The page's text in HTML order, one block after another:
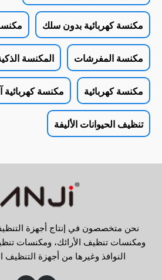
مكنسة كهربائية بدون سلك
مكنسة المفرشات المكنسة
مكنسة كهربائية مكنسة كهربائية
تنظيف الحيوانات الأليفة
نحن متخصصون في إنتاج أجهزة التنظيف
ومكنسات تنظيف الأرائك، ومكنسات
النوافذ وغيرها من أجهزة التنظيف